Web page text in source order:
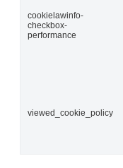
cookielawinfo-
checkbox-
performance
viewed_cookie_policy